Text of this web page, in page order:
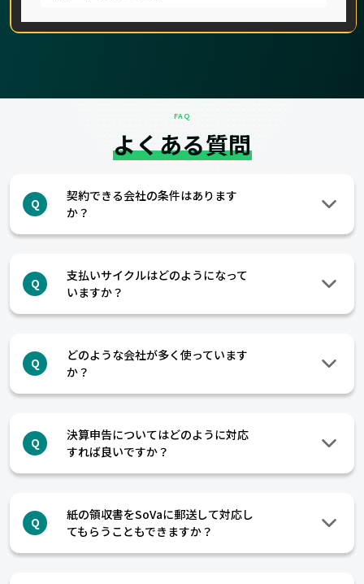
FAQ
よくある質問
Q
契約できる会社の条件はあります
か？
Q
支払いサイクルはどのようになって
いますか？
Q
どのような会社が多く使っています
か？
Q
決算申告についてはどのように対応
すれば良いですか？
Q
紙の領収書をSoVaに郵送して対応し
てもらうこともできますか？